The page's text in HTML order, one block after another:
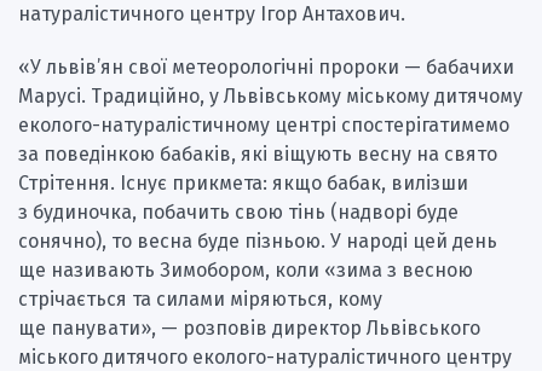
натуралістичного центру Ігор Антахович.
«У львів’ян свої метеорологічні пророки — бабачихи
Марусі. Традиційно, у Львівському міському дитячому
еколого-натуралістичному центрі спостерігатимемо
за поведінкою бабаків, які віщують весну на свято
Стрітення. Існує прикмета: якщо бабак, вилізши
з будиночка, побачить свою тінь (надворі буде
сонячно), то весна буде пізньою. У народі цей день
ще називають Зимобором, коли «зима з весною
стрічається та силами міряються, кому
ще панувати», — розповів директор Львівського
міського дитячого еколого-натуралістичного центру